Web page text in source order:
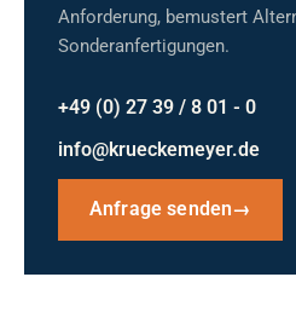
Anforderung, bemustert
Sonderanfertigungen.
+49 (0) 27 39 / 8 01 - 0
info@krueckemeyer.de
Anfrage senden→